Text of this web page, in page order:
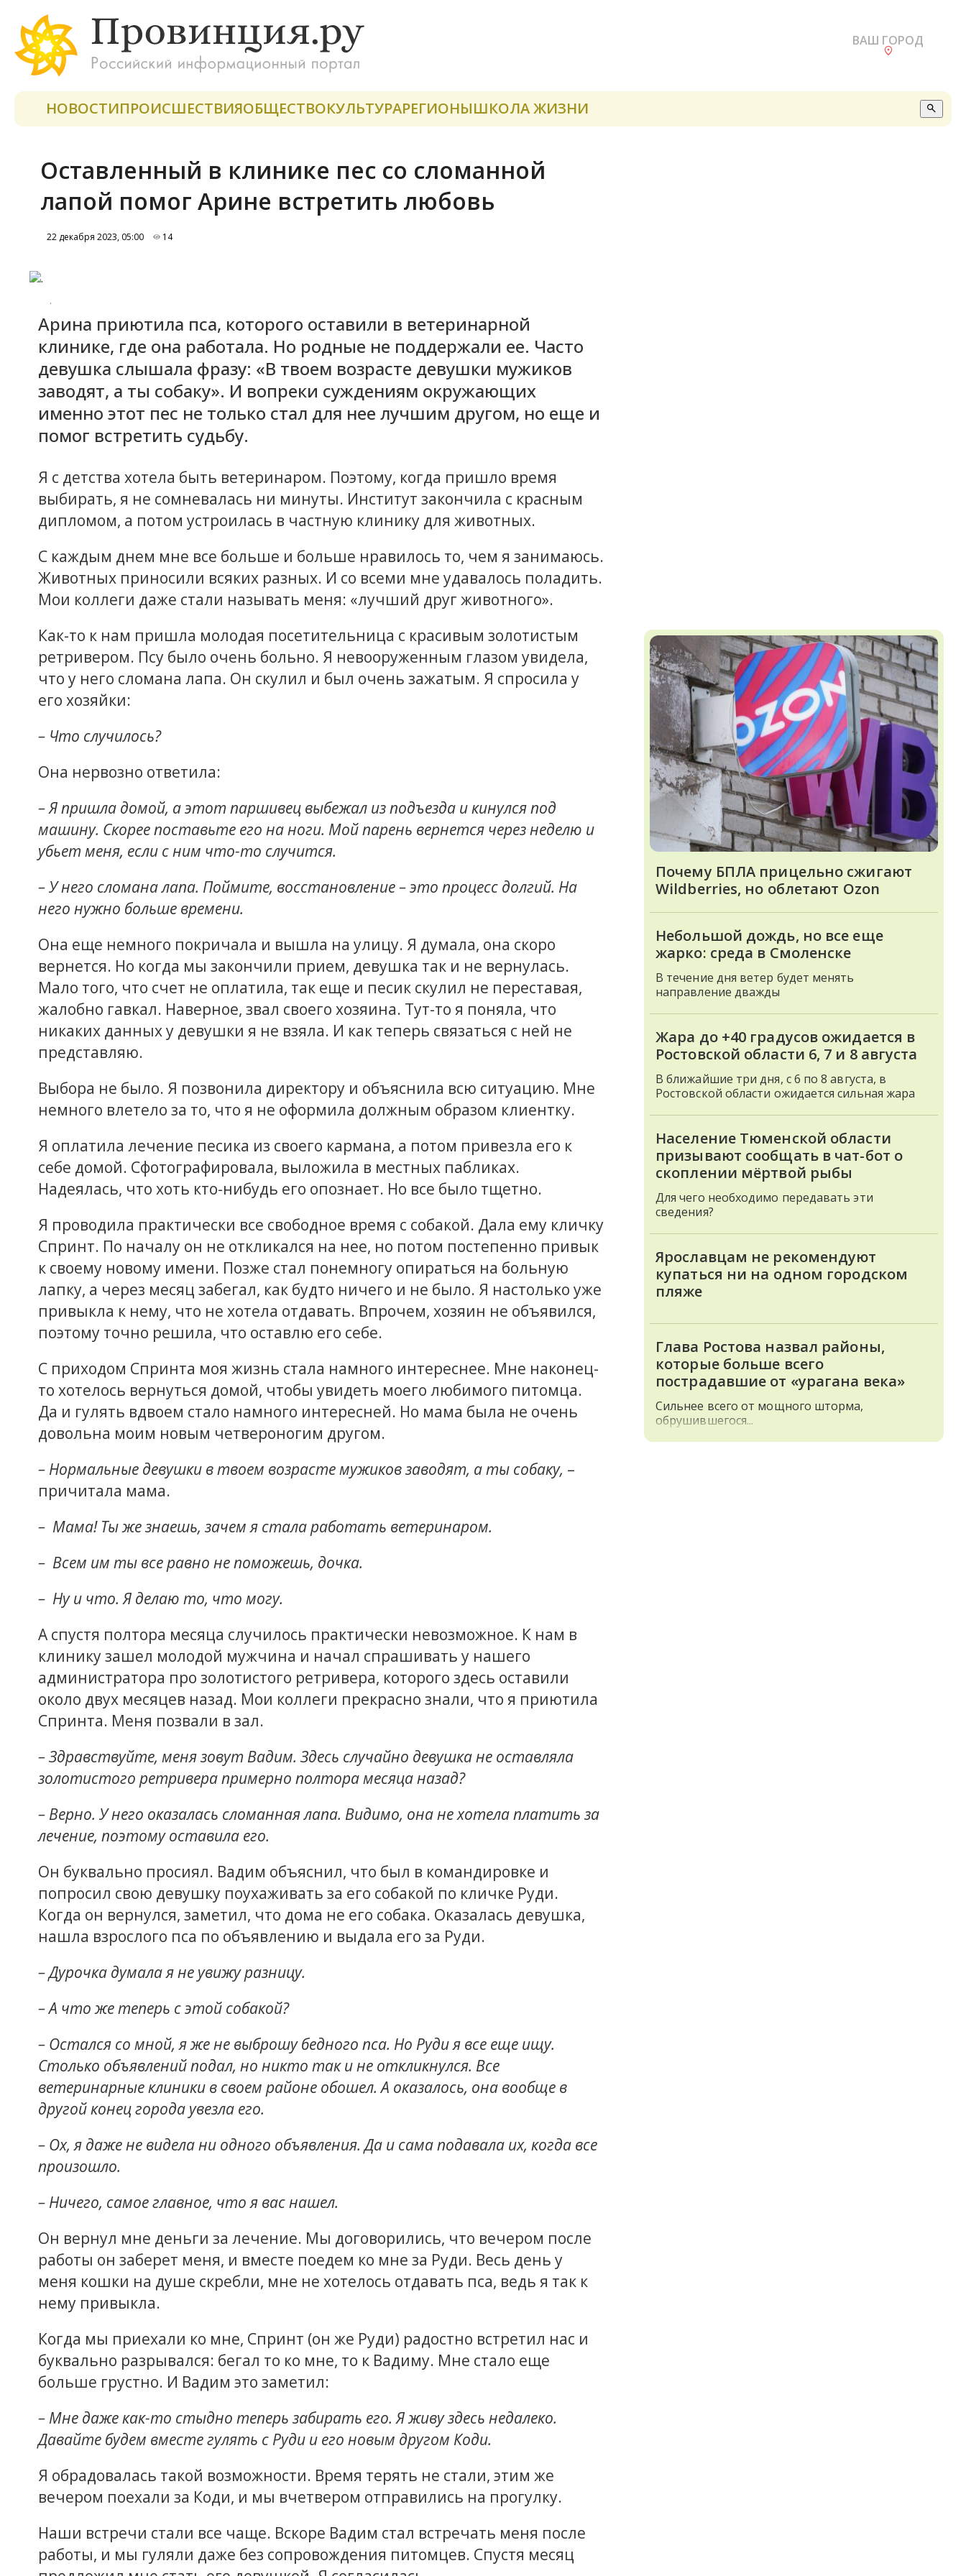
ВАШ ГОРОД
НОВОСТИПРОИСШЕСТВИЯОБЩЕСТВОКУЛЬТУРАРЕГИОНЫШКОЛА ЖИЗНИ
Оставленный в клинике пес со сломанной
лапой помог Арине встретить любовь
22 декабря 2023, 05:00 14
.
Арина приютила пса, которого оставили в ветеринарной
клинике, где она работала. Но родные не поддержали ее. Часто
девушка слышала фразу: «В твоем возрасте девушки мужиков
заводят, а ты собаку». И вопреки суждениям окружающих
именно этот пес не только стал для нее лучшим другом, но еще и
помог встретить судьбу.
Я с детства хотела быть ветеринаром. Поэтому, когда пришло время
выбирать, я не сомневалась ни минуты. Институт закончила с красным
дипломом, а потом устроилась в частную клинику для животных.
С каждым днем мне все больше и больше нравилось то, чем я занимаюсь.
Животных приносили всяких разных. И со всеми мне удавалось поладить.
Мои коллеги даже стали называть меня: «лучший друг животного».
Как-то к нам пришла молодая посетительница с красивым золотистым
ретривером. Псу было очень больно. Я невооруженным глазом увидела,
что у него сломана лапа. Он скулил и был очень зажатым. Я спросила у
его хозяйки:
– Что случилось?
Она нервозно ответила:
– Я пришла домой, а этот паршивец выбежал из подъезда и кинулся под
машину. Скорее поставьте его на ноги. Мой парень вернется через неделю и
убьет меня, если с ним что-то случится.
– У него сломана лапа. Поймите, восстановление – это процесс долгий. На
него нужно больше времени.
Она еще немного покричала и вышла на улицу. Я думала, она скоро
вернется. Но когда мы закончили прием, девушка так и не вернулась.
Мало того, что счет не оплатила, так еще и песик скулил не переставая,
жалобно гавкал. Наверное, звал своего хозяина. Тут-то я поняла, что
никаких данных у девушки я не взяла. И как теперь связаться с ней не
представляю.
Выбора не было. Я позвонила директору и объяснила всю ситуацию. Мне
немного влетело за то, что я не оформила должным образом клиентку.
Я оплатила лечение песика из своего кармана, а потом привезла его к
себе домой. Сфотографировала, выложила в местных пабликах.
Надеялась, что хоть кто-нибудь его опознает. Но все было тщетно.
Я проводила практически все свободное время с собакой. Дала ему кличку
Спринт. По началу он не откликался на нее, но потом постепенно привык
к своему новому имени. Позже стал понемногу опираться на больную
лапку, а через месяц забегал, как будто ничего и не было. Я настолько уже
привыкла к нему, что не хотела отдавать. Впрочем, хозяин не объявился,
поэтому точно решила, что оставлю его себе.
С приходом Спринта моя жизнь стала намного интереснее. Мне наконец-
то хотелось вернуться домой, чтобы увидеть моего любимого питомца.
Да и гулять вдвоем стало намного интересней. Но мама была не очень
довольна моим новым четвероногим другом.
– Нормальные девушки в твоем возрасте мужиков заводят, а ты собаку, –
причитала мама.
– Мама! Ты же знаешь, зачем я стала работать ветеринаром.
– Всем им ты все равно не поможешь, дочка.
– Ну и что. Я делаю то, что могу.
А спустя полтора месяца случилось практически невозможное. К нам в
клинику зашел молодой мужчина и начал спрашивать у нашего
администратора про золотистого ретривера, которого здесь оставили
около двух месяцев назад. Мои коллеги прекрасно знали, что я приютила
Спринта. Меня позвали в зал.
– Здравствуйте, меня зовут Вадим. Здесь случайно девушка не оставляла
золотистого ретривера примерно полтора месяца назад?
– Верно. У него оказалась сломанная лапа. Видимо, она не хотела платить за
лечение, поэтому оставила его.
Он буквально просиял. Вадим объяснил, что был в командировке и
попросил свою девушку поухаживать за его собакой по кличке Руди.
Когда он вернулся, заметил, что дома не его собака. Оказалась девушка,
нашла взрослого пса по объявлению и выдала его за Руди.
– Дурочка думала я не увижу разницу.
– А что же теперь с этой собакой?
– Остался со мной, я же не выброшу бедного пса. Но Руди я все еще ищу.
Столько объявлений подал, но никто так и не откликнулся. Все
ветеринарные клиники в своем районе обошел. А оказалось, она вообще в
другой конец города увезла его.
– Ох, я даже не видела ни одного объявления. Да и сама подавала их, когда все
произошло.
– Ничего, самое главное, что я вас нашел.
Он вернул мне деньги за лечение. Мы договорились, что вечером после
работы он заберет меня, и вместе поедем ко мне за Руди. Весь день у
меня кошки на душе скребли, мне не хотелось отдавать пса, ведь я так к
нему привыкла.
Когда мы приехали ко мне, Спринт (он же Руди) радостно встретил нас и
буквально разрывался: бегал то ко мне, то к Вадиму. Мне стало еще
больше грустно. И Вадим это заметил:
– Мне даже как-то стыдно теперь забирать его. Я живу здесь недалеко.
Давайте будем вместе гулять с Руди и его новым другом Коди.
Я обрадовалась такой возможности. Время терять не стали, этим же
вечером поехали за Коди, и мы вчетвером отправились на прогулку.
Наши встречи стали все чаще. Вскоре Вадим стал встречать меня после
работы, и мы гуляли даже без сопровождения питомцев. Спустя месяц
Почему БПЛА прицельно сжигают
Wildberries, но облетают Ozon
Небольшой дождь, но все еще
жарко: среда в Смоленске
В течение дня ветер будет менять
направление дважды
Жара до +40 градусов ожидается в
Ростовской области 6, 7 и 8 августа
В ближайшие три дня, с 6 по 8 августа, в
Ростовской области ожидается сильная жара
Население Тюменской области
призывают сообщать в чат-бот о
скоплении мёртвой рыбы
Для чего необходимо передавать эти
сведения?
Ярославцам не рекомендуют
купаться ни на одном городском
пляже
Глава Ростова назвал районы,
которые больше всего
пострадавшие от «урагана века»
Сильнее всего от мощного шторма,
обрушившегося...